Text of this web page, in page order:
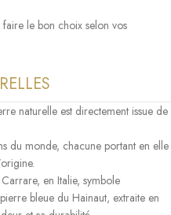
le bon choix selon vos
naturelle est directement issue de
du monde, chacune portant en elle
en Italie, symbole
bleue du Hainaut, extraite en